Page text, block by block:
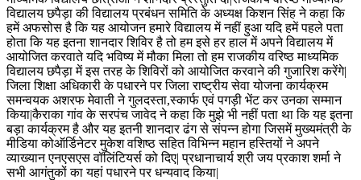
विद्यालय छपैड़ा की विद्यालय प्रबंधन समिति के अध्यक्ष किशन सिंह ने कहा कि
हमें अफसोस है कि यह आयोजन हमारे विद्यालय में नहीं हुआ यदि हमें पहले पता
होता कि यह इतना शानदार शिविर है तो हम इसे हर हाल में अपने विद्यालय में
आयोजित करवाते यदि भविष्य में मौका मिला तो हम राजकीय वरिष्ठ माध्यमिक
विद्यालय छपैड़ा में इस तरह के शिविरों को आयोजित करवाने की गुजारिश करेंगे|
जिला शिक्षा अधिकारी के पधारने पर जिला राष्ट्रीय सेवा योजना कार्यक्रम
समन्वयक अशरफ मेवाती ने गुलदस्ता,स्कार्फ एवं पगड़ी भेंट कर उनका सम्मान
किया|कैराका गांव के सरपंच जावेद ने कहा कि मुझे भी नहीं पता था कि यह इतना
बड़ा कार्यक्रम है और यह इतनी शानदार ढंग से संपन्न होगा जिसमें मुख्यमंत्री के
मीडिया कोऑर्डिनेटर मुकेश वशिष्ठ सहित विभिन्न महान हस्तियों ने अपने
व्याख्यान एनएसएस वॉलिंटियर्स को दिए| प्रधानाचार्य श्री जय प्रकाश शर्मा ने
सभी आगंतुकों का यहां पधारने पर धन्यवाद किया|